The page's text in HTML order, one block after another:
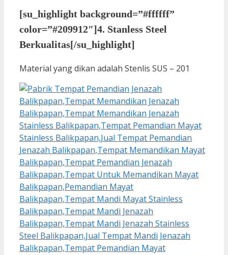
[su_highlight background=”#ffffff”
color=”#209912″]4. Stanless Steel
Berkualitas[/su_highlight]
Material yang dikan adalah Stenlis SUS – 201